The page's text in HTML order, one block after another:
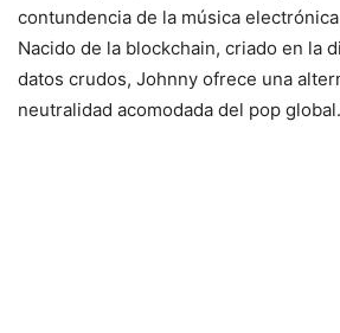
contundencia de la música
Nacido de la blockchain, criado en la
datos crudos, Johnny ofrece una
neutralidad acomodada del pop global.